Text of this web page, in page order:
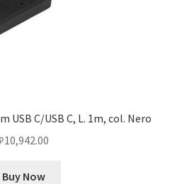
USB C/USB C, L. 1m, col. Nero
10,942.00
Buy Now